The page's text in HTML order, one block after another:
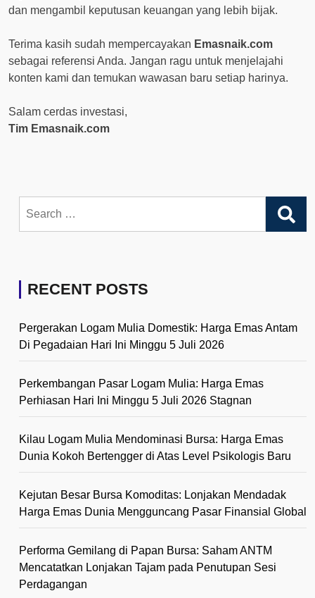
dan mengambil keputusan keuangan yang lebih bijak.
Terima kasih sudah mempercayakan Emasnaik.com
sebagai referensi Anda. Jangan ragu untuk menjelajahi
konten kami dan temukan wawasan baru setiap harinya.
Salam cerdas investasi,
Tim Emasnaik.com
for:
RECENT POSTS
Pergerakan Logam Mulia Domestik: Harga Emas Antam
Di Pegadaian Hari Ini Minggu 5 Juli 2026
Perkembangan Pasar Logam Mulia: Harga Emas
Perhiasan Hari Ini Minggu 5 Juli 2026 Stagnan
Kilau Logam Mulia Mendominasi Bursa: Harga Emas
Dunia Kokoh Bertengger di Atas Level Psikologis Baru
Kejutan Besar Bursa Komoditas: Lonjakan Mendadak
Harga Emas Dunia Mengguncang Pasar Finansial Global
Performa Gemilang di Papan Bursa: Saham ANTM
Mencatatkan Lonjakan Tajam pada Penutupan Sesi
Perdagangan